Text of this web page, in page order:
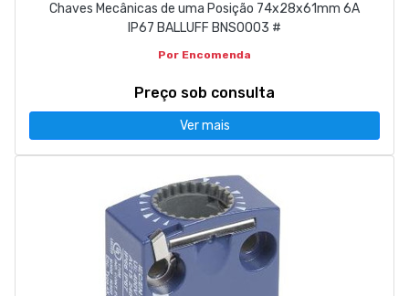
Chaves Mecânicas de uma Posição 74x28x61mm 6A
IP67 BALLUFF BNS0003 #
Por Encomenda
Preço sob consulta
Ver mais